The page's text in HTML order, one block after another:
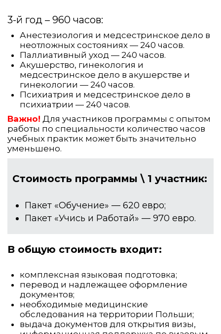
3-й год – 960 часов:
Анестезиология и медсестринское дело в
неотложных состояниях — 240 часов.
Паллиативный уход — 240 часов.
Акушерство, гинекология и
медсестринское дело в акушерстве и
гинекологии — 240 часов.
Психиатрия и медсестринское дело в
психиатрии — 240 часов.
Важно! Для участников программы с опытом
работы по специальности количество часов
учебных практик может быть значительно
уменьшено.
Стоимость программы \ 1 участник:
Пакет «Обучение» — 620 евро;
Пакет «Учись и Работай» — 970 евро.
В общую стоимость входит:
комплексная языковая подготовка;
перевод и надлежащее оформление
документов;
необходимые медицинские
обследования на территории Польши;
выдача документов для открытия визы,